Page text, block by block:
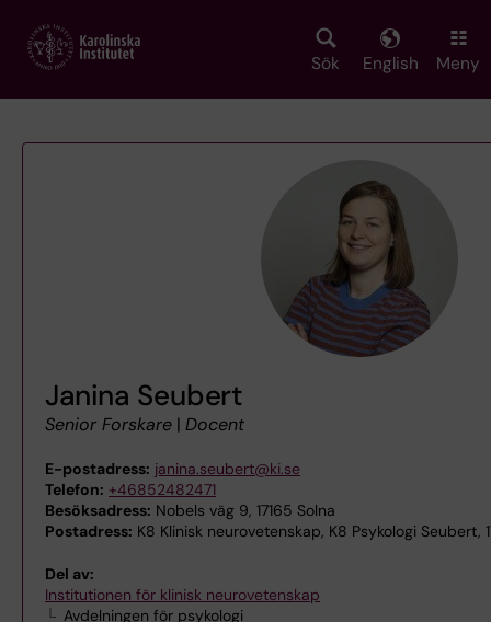
main
Sök English Meny
Janina Seubert
Senior Forskare | Docent
E-postadress: janina.seubert@ki.se
Telefon: +46852482471
Besöksadress: Nobels väg 9, 17165 Solna
Postadress: K8 Klinisk neurovetenskap, K8 Psykologi Seubert,
Del av:
Institutionen för klinisk neurovetenskap
Avdelningen för psykologi